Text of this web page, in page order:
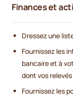
Finances et
Dressez une
Fournissez les
bancaire et à
dont vos
Fournissez les